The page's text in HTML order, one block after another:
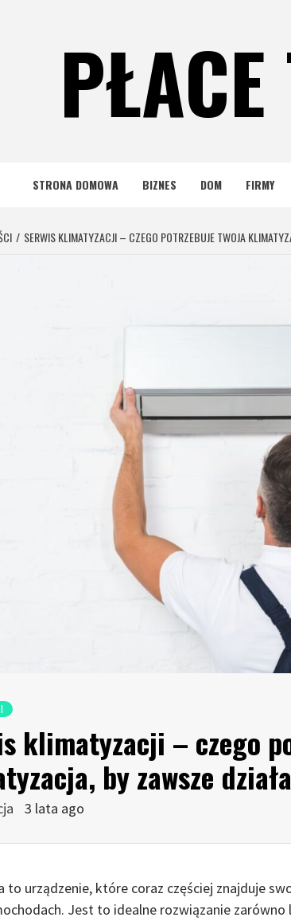
STRONA DOMOWA BIZNES DOM FIRMY
SERWIS KLIMATYZACJI – CZEGO POTRZEBUJE TWOJA
klimatyzacji – czego
by zawsze
3 lata ago
to urządzenie, które coraz częściej znajduje
Jest to idealne rozwiązanie